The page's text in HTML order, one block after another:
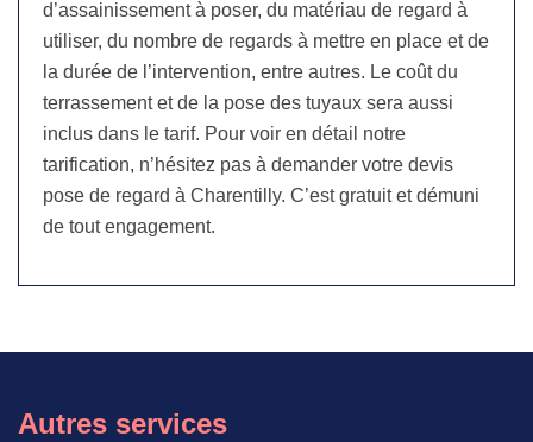
d’assainissement à poser, du matériau de regard à
utiliser, du nombre de regards à mettre en place et de
la durée de l’intervention, entre autres. Le coût du
terrassement et de la pose des tuyaux sera aussi
inclus dans le tarif. Pour voir en détail notre
tarification, n’hésitez pas à demander votre devis
pose de regard à Charentilly. C’est gratuit et démuni
de tout engagement.
Autres services